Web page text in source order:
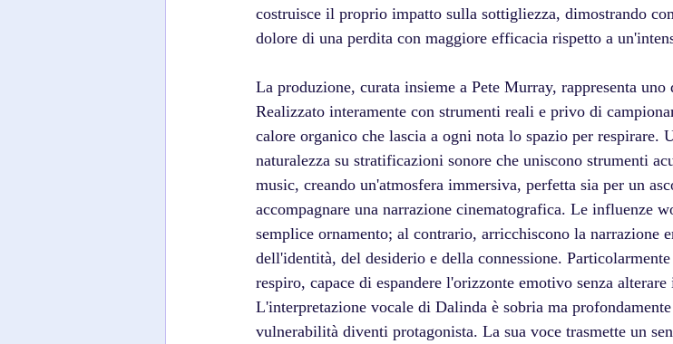
costruisce il proprio impatto sulla sottigliezza, dimostrando
dolore di una perdita con maggiore efficacia rispetto a
La produzione, curata insieme a Pete Murray, rappresenta
Realizzato interamente con strumenti reali e privo di
calore organico che lascia a ogni nota lo spazio per respirare.
naturalezza su stratificazioni sonore che uniscono strumenti
music, creando un'atmosfera immersiva, perfetta sia per un
accompagnare una narrazione cinematografica. Le influenze
semplice ornamento; al contrario, arricchiscono la narrazione
dell'identità, del desiderio e della connessione.
respiro, capace di espandere l'orizzonte emotivo senza
L'interpretazione vocale di Dalinda è sobria ma
vulnerabilità diventi protagonista. La sua voce trasmette un